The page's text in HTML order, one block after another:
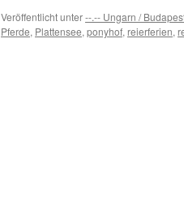
Veröffentlicht unter--.-- Ungarn /
Pferde, Plattensee, ponyhof, reierferien,